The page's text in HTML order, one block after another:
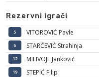
Rezervni igrači
5 VITOROVIĆ Pavle
6 STARČEVIĆ Strahinja
12 MILIVOJE Janković
19 STEPIĆ Filip